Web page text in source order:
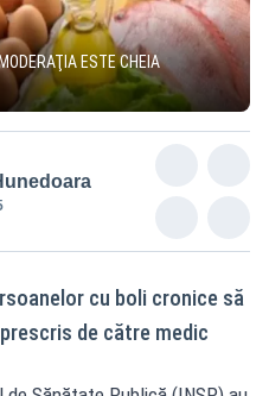
ESTE CHEIA
cu boli cronice să
de către medic